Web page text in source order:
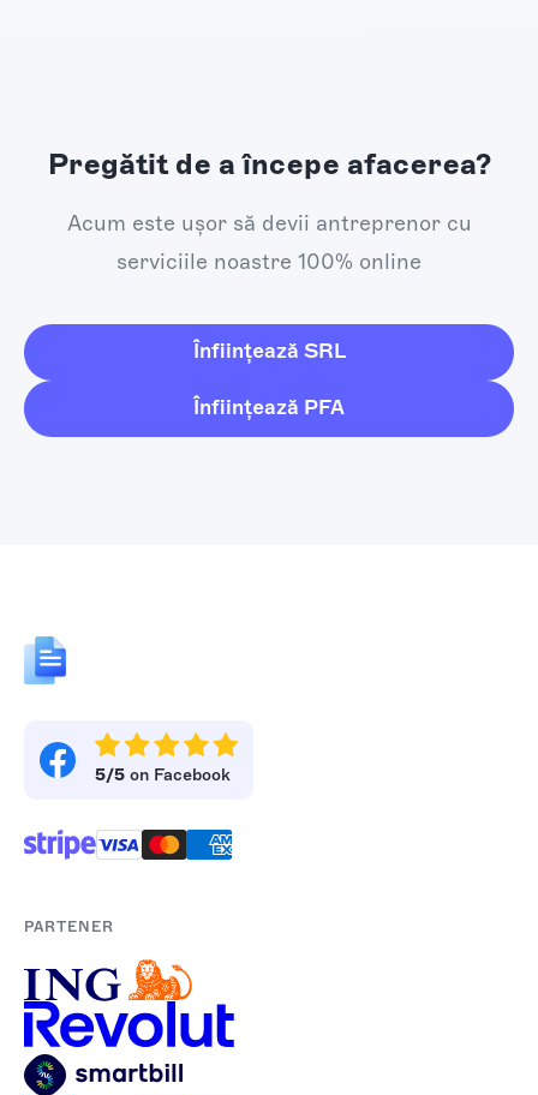
Pregătit de a începe afacerea?
Acum este ușor să devii antreprenor cu
serviciile noastre 100% online
Înființează SRL
Înființează PFA
5/5 on Facebook
PARTENER